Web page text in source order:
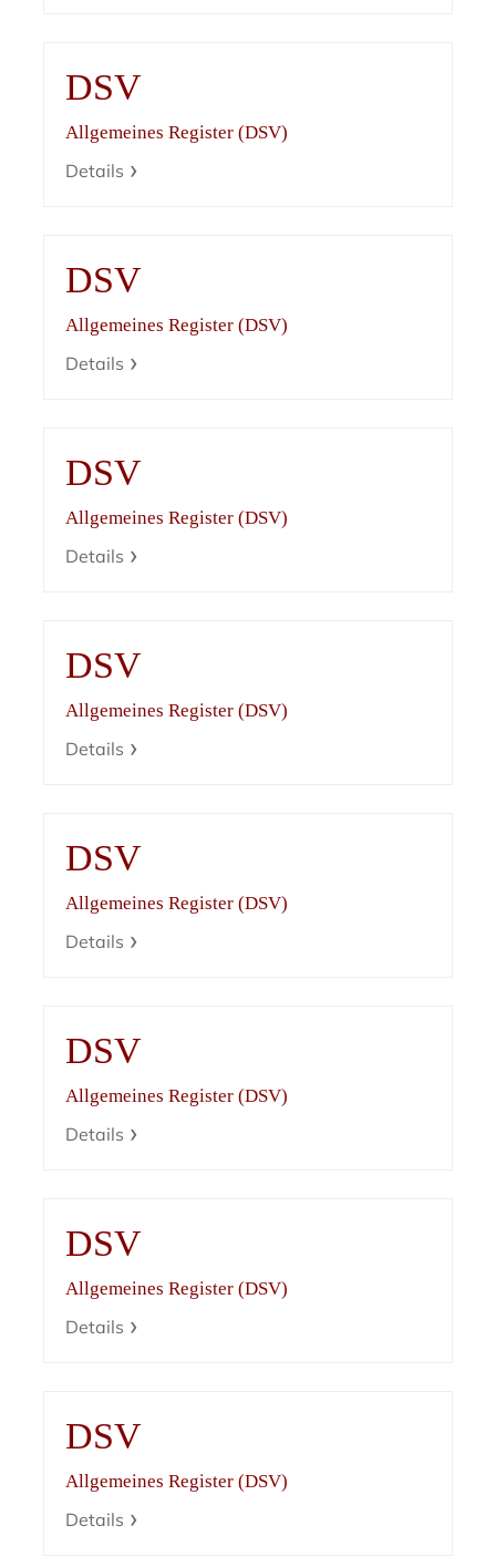
DSV
Allgemeines Register (DSV)
Details
DSV
Allgemeines Register (DSV)
Details
DSV
Allgemeines Register (DSV)
Details
DSV
Allgemeines Register (DSV)
Details
DSV
Allgemeines Register (DSV)
Details
DSV
Allgemeines Register (DSV)
Details
DSV
Allgemeines Register (DSV)
Details
DSV
Allgemeines Register (DSV)
Details